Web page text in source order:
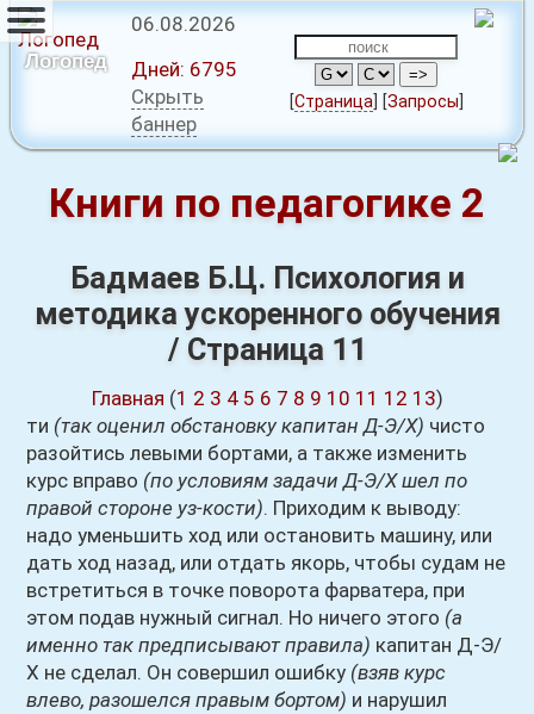
Логопед
06.08.2026
Дней: 6795
Скрыть
баннер
[Страница [Запросы
Книги по педагогике 2
Бадмаев Б.Ц. Психология и
методика ускоренного обучения
/ Страница 11
Главная (1 2 3 4 5 6 7 8 9 10 11 12 13)
ти (так оценил обстановку капитан Д-Э/Х) чисто
разойтись левыми бортами, а также изменить
курс вправо (по условиям задачи Д-Э/Х шел по
правой стороне уз-кости). Приходим к выводу:
надо уменьшить ход или остановить машину, или
дать ход назад, или отдать якорь, чтобы судам не
встретиться в точке поворота фарватера, при
этом подав нужный сигнал. Но ничего этого (а
именно так предписывают правила) капитан Д-Э/
Х не сделал. Он совершил ошибку (взяв курс
влево, разошелся правым бортом) и нарушил